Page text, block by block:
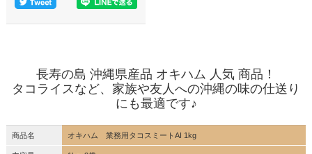
長寿の島 沖縄県産品 オキハム 人気 商品！
タコライスなど、家族や友人への沖縄の味の仕送り
にも最適です♪
商品名 オキハム 業務用タコスミートAI 1kg